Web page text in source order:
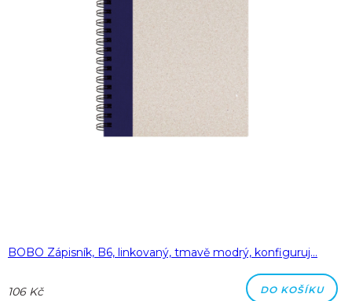
BOBO Zápisník, B6, linkovaný, tmavě modrý, konfiguruj…
106 Kč DO KOŠÍKU